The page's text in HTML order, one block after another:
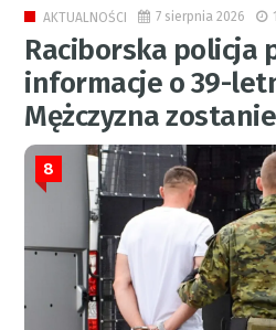
AKTUALNOŚCI 7 sierpnia 2026
Raciborska policja
informacje o 39-
Mężczyzna
8